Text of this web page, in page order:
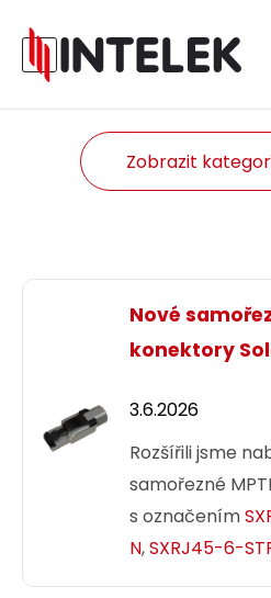
Zobrazit
Nové
konektory
3.6.2026
Rozšířili jsme
samořezné
s označením
N,SXRJ45-6-
6A-STP-BK-SA-